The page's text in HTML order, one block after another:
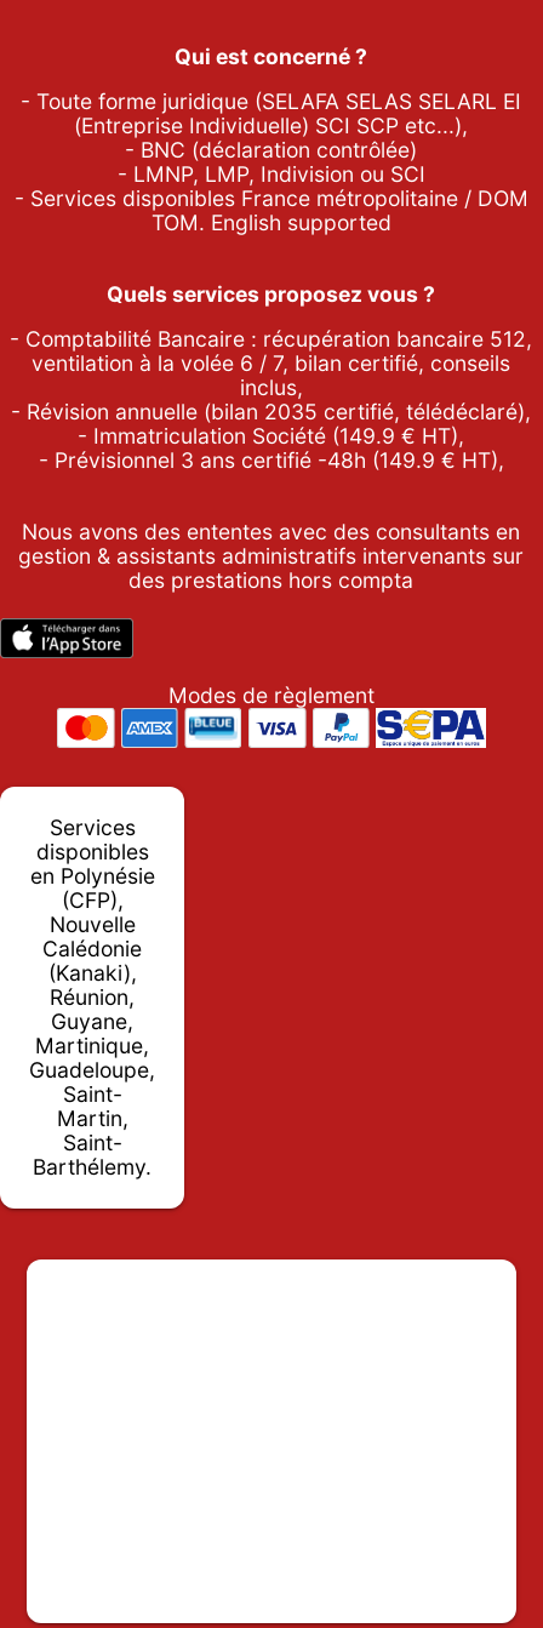
Qui est concerné ?
- Toute forme juridique (SELAFA SELAS SELARL EI
(Entreprise Individuelle) SCI SCP etc...),
- BNC (déclaration contrôlée)
- LMNP, LMP, Indivision ou SCI
- Services disponibles France métropolitaine / DOM
TOM. English supported
Quels services proposez vous ?
- Comptabilité Bancaire : récupération bancaire 512,
ventilation à la volée 6 / 7, bilan certifié, conseils
inclus,
- Révision annuelle (bilan 2035 certifié, télédéclaré),
- Immatriculation Société (149.9 € HT),
- Prévisionnel 3 ans certifié -48h (149.9 € HT),
Nous avons des ententes avec des consultants en
gestion & assistants administratifs intervenants sur
des prestations hors compta
Modes de règlement
Services
disponibles
en Polynésie
(CFP),
Nouvelle
Calédonie
(Kanaki),
Réunion,
Guyane,
Martinique,
Guadeloupe,
Saint-
Martin,
Saint-
Barthélemy.